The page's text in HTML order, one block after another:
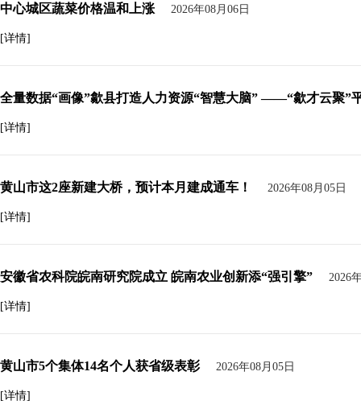
中心城区蔬菜价格温和上涨 2026年08月06日
[详情]
全量数据“画像”歙县打造人力资源“智慧大脑” ——“歙才云聚”
[详情]
黄山市这2座新建大桥，预计本月建成通车！ 2026年08月05日
[详情]
安徽省农科院皖南研究院成立 皖南农业创新添“强引擎” 2026
[详情]
黄山市5个集体14名个人获省级表彰 2026年08月05日
[详情]